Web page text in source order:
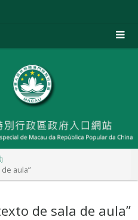
aula”
de sala de aula”